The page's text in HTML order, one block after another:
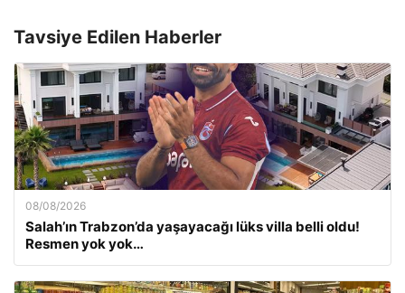
Tavsiye Edilen Haberler
08/08/2026
Salah’ın Trabzon’da yaşayacağı lüks villa belli oldu!
Resmen yok yok…